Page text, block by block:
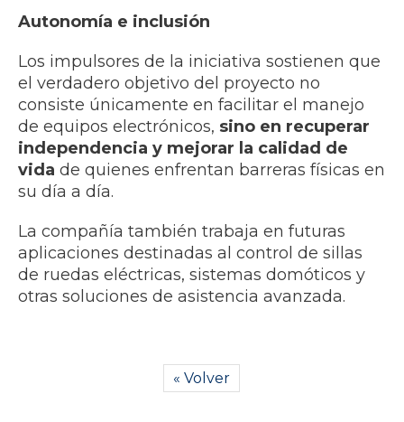
Autonomía e inclusión
Los impulsores de la iniciativa sostienen que
el verdadero objetivo del proyecto no
consiste únicamente en facilitar el manejo
de equipos electrónicos, sino en recuperar
independencia y mejorar la calidad de
vida de quienes enfrentan barreras físicas en
su día a día.
La compañía también trabaja en futuras
aplicaciones destinadas al control de sillas
de ruedas eléctricas, sistemas domóticos y
otras soluciones de asistencia avanzada.
« Volver